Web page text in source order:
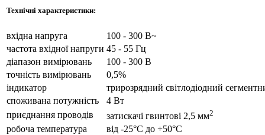
Технічні характеристики:
вхідна напруга
100 - 300 В~
частота вхідної напруги 45 - 55 Гц
діапазон вимірювань
100 - 300 В
точність вимірювань
0,5%
індикатор
трирозрядний світлодіодний
споживана потужність
4 Вт
приєднання проводів
затискачі гвинтові 2,5 мм2
робоча температура
від -25°С до +50°С